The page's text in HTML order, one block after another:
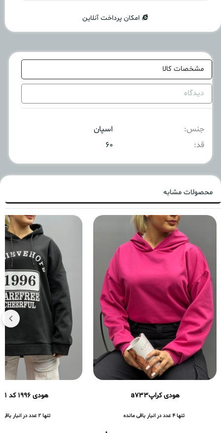
امکان پرداخت آنلاین
مشخصات کالا
دیدگاه
جنس:
اسپان
قد:
۶۰
محصولات مشابه
هودی کراپa733
تنها 4 عدد در انبار باقی مانده
هودی ۱۹۹۶ کد a661
تنها 2 عدد در انبار باقی مانده